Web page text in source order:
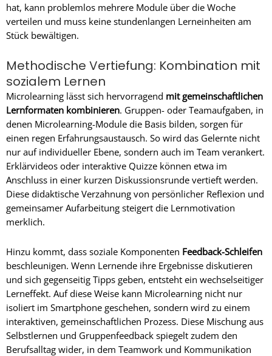
hat, kann problemlos mehrere Module über die Woche
verteilen und muss keine stundenlangen Lerneinheiten am
Stück bewältigen.
Methodische Vertiefung: Kombination mit
sozialem Lernen
Microlearning lässt sich hervorragend mit gemeinschaftlichen
Lernformaten kombinieren. Gruppen- oder Teamaufgaben, in
denen Microlearning-Module die Basis bilden, sorgen für
einen regen Erfahrungsaustausch. So wird das Gelernte nicht
nur auf individueller Ebene, sondern auch im Team verankert.
Erklärvideos oder interaktive Quizze können etwa im
Anschluss in einer kurzen Diskussionsrunde vertieft werden.
Diese didaktische Verzahnung von persönlicher Reflexion und
gemeinsamer Aufarbeitung steigert die Lernmotivation
merklich.
Hinzu kommt, dass soziale Komponenten Feedback-Schleifen
beschleunigen. Wenn Lernende ihre Ergebnisse diskutieren
und sich gegenseitig Tipps geben, entsteht ein wechselseitiger
Lerneffekt. Auf diese Weise kann Microlearning nicht nur
isoliert im Smartphone geschehen, sondern wird zu einem
interaktiven, gemeinschaftlichen Prozess. Diese Mischung aus
Selbstlernen und Gruppenfeedback spiegelt zudem den
Berufsalltag wider, in dem Teamwork und Kommunikation